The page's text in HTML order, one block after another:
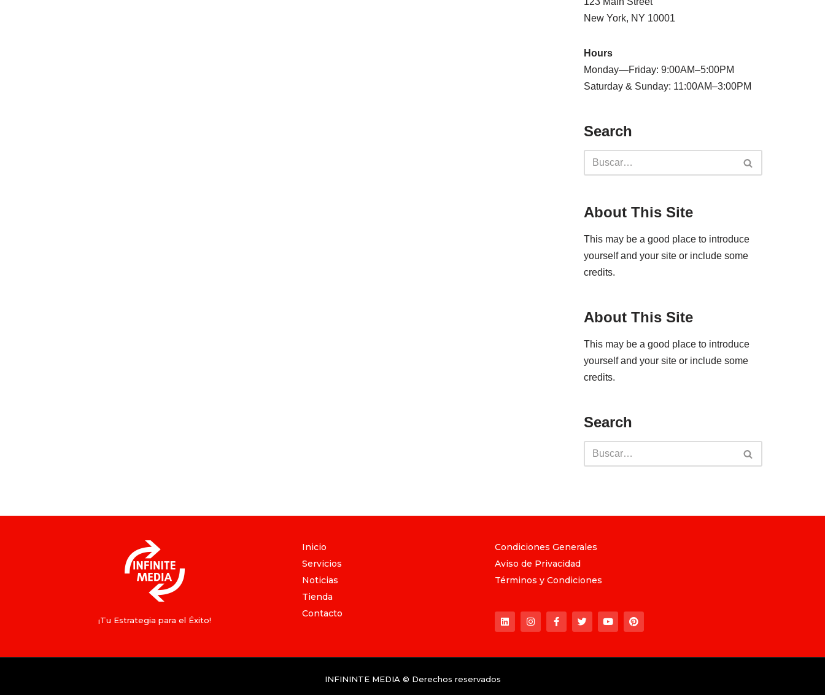
New York, NY 10001
Hours
Monday—Friday: 9:00AM–5:00PM
Saturday & Sunday: 11:00AM–3:00PM
Search
About This Site
This may be a good place to introduce
yourself and your site or include some
credits.
About This Site
This may be a good place to introduce
yourself and your site or include some
credits.
Search
¡Tu Estrategia para el Éxito!
Inicio
Servicios
Noticias
Tienda
Contacto
Condiciones Generales
Aviso de Privacidad
Términos y Condiciones
INFININTE MEDIA © Derechos reservados